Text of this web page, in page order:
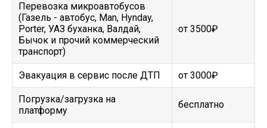
Перевозка микроавтобусов
(Газель - автобус, Man, Hynday,
Porter, УАЗ буханка, Валдай,
Бычок и прочий коммерческий
транспорт)
от 3500₽
Эвакуация в сервис после ДТП от 3000₽
Погрузка/загрузка на
платформу
бесплатно